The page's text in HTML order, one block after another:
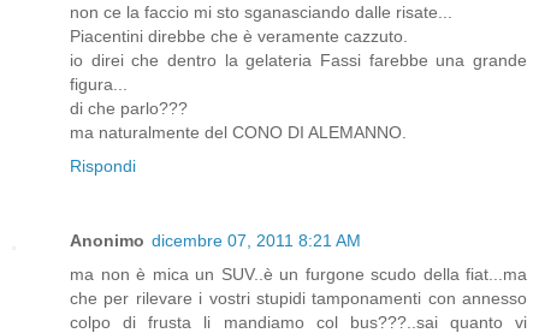
non ce la faccio mi sto sganasciando dalle risate...
Piacentini direbbe che è veramente cazzuto.
io direi che dentro la gelateria Fassi farebbe una grande
figura...
di che parlo???
ma naturalmente del CONO DI ALEMANNO.
Rispondi
Anonimo dicembre 07, 2011 8:21 AM
ma non è mica un SUV..è un furgone scudo della fiat...ma
che per rilevare i vostri stupidi tamponamenti con annesso
colpo di frusta li mandiamo col bus???..sai quanto vi